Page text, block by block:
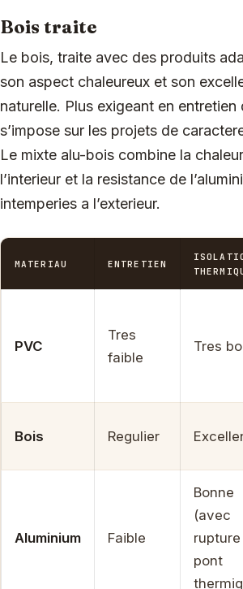
Bois traite
Le bois, traite avec des produits
son aspect chaleureux et son
naturelle. Plus exigeant en entretien
s’impose sur les projets de
Le mixte alu-bois combine la
l’interieur et la resistance de
intemperies a l’exterieur.
MATERIAU ENTRETIEN
PVC
Tres
faible
Tres
Bois Regulier
Aluminium Faible
Bonne
(avec
rupture
pont